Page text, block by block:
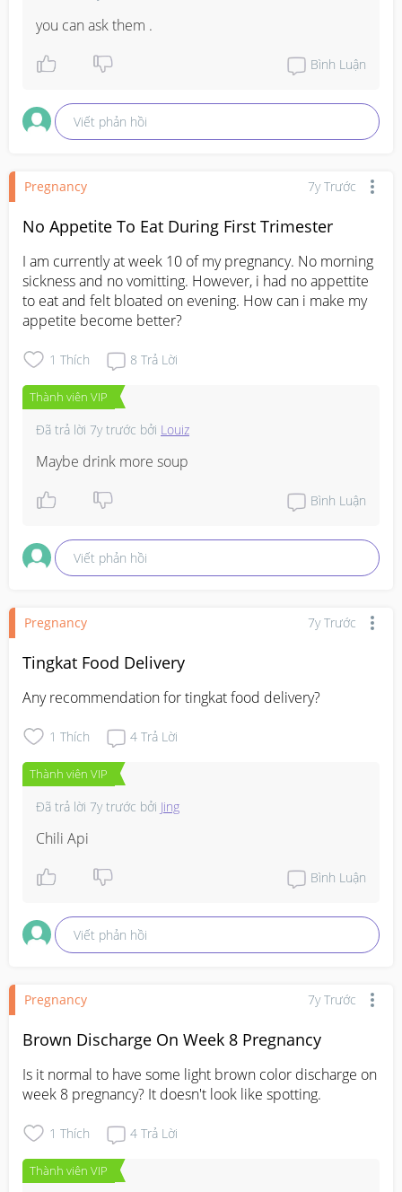
you can ask them .
Bình Luận
Viết phản hồi
Pregnancy 7y Trước
No Appetite To Eat During First Trimester
I am currently at week 10 of my pregnancy. No morning
sickness and no vomitting. However, i had no appettite
to eat and felt bloated on evening. How can i make my
appetite become better?
1 Thích 8 Trả Lời
Thành viên VIP
Đã trả lời 7y trước bởi Louiz
Maybe drink more soup
Bình Luận
Viết phản hồi
Pregnancy 7y Trước
Tingkat Food Delivery
Any recommendation for tingkat food delivery?
1 Thích 4 Trả Lời
Thành viên VIP
Đã trả lời 7y trước bởi Jing
Chili Api
Bình Luận
Viết phản hồi
Pregnancy 7y Trước
Brown Discharge On Week 8 Pregnancy
Is it normal to have some light brown color discharge on
week 8 pregnancy? It doesn't look like spotting.
1 Thích 4 Trả Lời
Thành viên VIP